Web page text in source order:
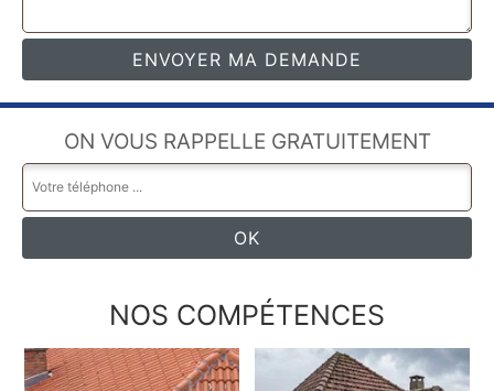
ON VOUS RAPPELLE GRATUITEMENT
NOS COMPÉTENCES